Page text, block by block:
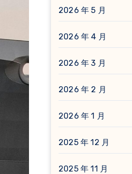
2026 年 5 月
2026 年 4 月
2026 年 3 月
2026 年 2 月
2026 年 1 月
2025 年 12 月
2025 年 11 月